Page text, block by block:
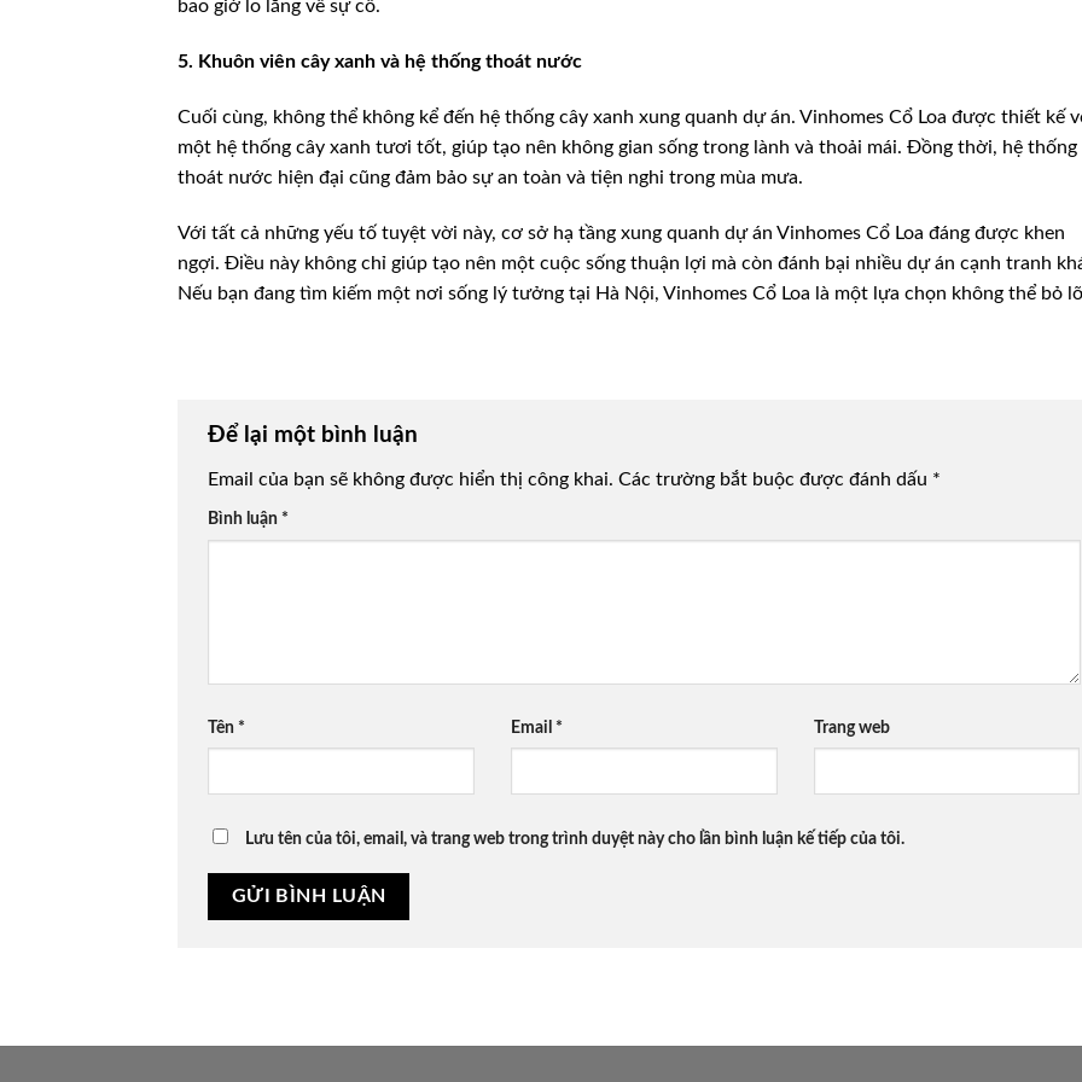
bao giờ lo lắng về sự cố.
5. Khuôn viên cây xanh và hệ thống thoát nước
Cuối cùng, không thể không kể đến hệ thống cây xanh xung quanh dự án. Vinhomes Cổ Loa được thiết kế
một hệ thống cây xanh tươi tốt, giúp tạo nên không gian sống trong lành và thoải mái. Đồng thời, hệ thống
thoát nước hiện đại cũng đảm bảo sự an toàn và tiện nghi trong mùa mưa.
Với tất cả những yếu tố tuyệt vời này, cơ sở hạ tầng xung quanh dự án Vinhomes Cổ Loa đáng được khen
ngợi. Điều này không chỉ giúp tạo nên một cuộc sống thuận lợi mà còn đánh bại nhiều dự án cạnh tranh
Nếu bạn đang tìm kiếm một nơi sống lý tưởng tại Hà Nội, Vinhomes Cổ Loa là một lựa chọn không thể bỏ
Để lại một bình luận
Email của bạn sẽ không được hiển thị công khai. Các trường bắt buộc được đánh dấu *
Bình luận *
Tên * Email * Trang web
Lưu tên của tôi, email, và trang web trong trình duyệt này cho lần bình luận kế tiếp của tôi.